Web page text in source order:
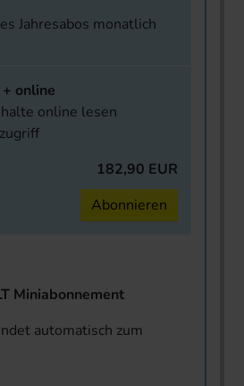
Jahresabos monatlich
online
online lesen
182,90 EUR
Abonnieren
Miniabonnement
automatisch zum